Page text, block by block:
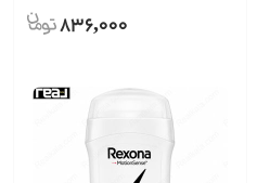
836,000